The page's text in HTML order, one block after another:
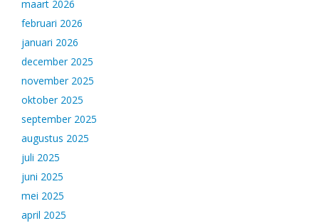
maart 2026
februari 2026
januari 2026
december 2025
november 2025
oktober 2025
september 2025
augustus 2025
juli 2025
juni 2025
mei 2025
april 2025